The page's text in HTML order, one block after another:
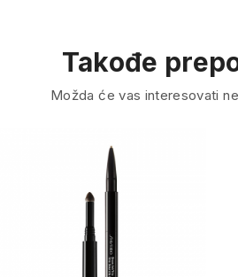
Takođe
Možda će vas interesovati